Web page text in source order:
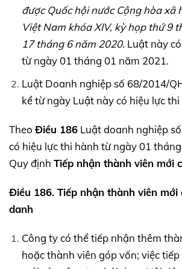
được Quốc hội nước Cộng hòa xã
Việt Nam khóaXIV, kỳ họp thứ 9
17 tháng 6 năm 2020.Luật này
từ ngày 01 tháng 01 năm 2021.
Luật Doanh nghiệp số 68/2014/
kể từ ngày Luật này có hiệu lực
Theo Điều 186 Luật doanh nghiệp
có hiệu lực thi hành từ ngày 01
Quy định Tiếp nhận thành viên mới
Điều 186. Tiếp nhận thành viên mới
danh
Công ty có thể tiếp nhận thêm
hoặc thành viên góp vốn; việc